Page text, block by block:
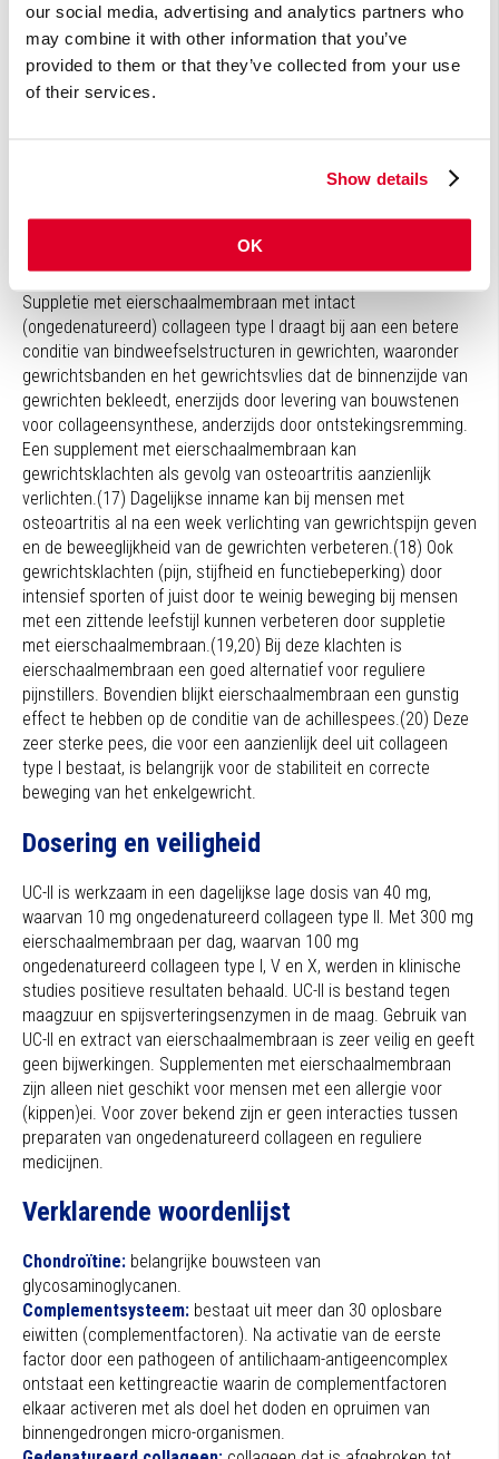
our social media, advertising and analytics partners who
may combine it with other information that you’ve
provided to them or that they’ve collected from your use
of their services.
Show details
OK
afname van pijn en (ochtend)stijfheid, minder pijnlijke,
gezwollen gewrichten en verbetering van de kwaliteit van leven.
(15,16) Ook kunnen mensen die klachten krijgen door zware
belasting maar geen significante gewrichtsontsteking hebben,
Collageen type I uit eierschaalmembraan
Suppletie met eierschaalmembraan met intact
(ongedenatureerd) collageen type I draagt bij aan een betere
conditie van bindweefselstructuren in gewrichten, waaronder
gewrichtsbanden en het gewrichtsvlies dat de binnenzijde van
gewrichten bekleedt, enerzijds door levering van bouwstenen
voor collageensynthese, anderzijds door ontstekingsremming.
Een supplement met eierschaalmembraan kan
gewrichtsklachten als gevolg van osteoartritis aanzienlijk
verlichten.(17) Dagelijkse inname kan bij mensen met
osteoartritis al na een week verlichting van gewrichtspijn geven
en de beweeglijkheid van de gewrichten verbeteren.(18) Ook
gewrichtsklachten (pijn, stijfheid en functiebeperking) door
intensief sporten of juist door te weinig beweging bij mensen
met een zittende leefstijl kunnen verbeteren door suppletie
met eierschaalmembraan.(19,20) Bij deze klachten is
eierschaalmembraan een goed alternatief voor reguliere
pijnstillers. Bovendien blijkt eierschaalmembraan een gunstig
effect te hebben op de conditie van de achillespees.(20) Deze
zeer sterke pees, die voor een aanzienlijk deel uit collageen
type I bestaat, is belangrijk voor de stabiliteit en correcte
beweging van het enkelgewricht.
Dosering en veiligheid
UC-II is werkzaam in een dagelijkse lage dosis van 40 mg,
waarvan 10 mg ongedenatureerd collageen type II. Met 300 mg
eierschaalmembraan per dag, waarvan 100 mg
ongedenatureerd collageen type I, V en X, werden in klinische
studies positieve resultaten behaald. UC-II is bestand tegen
maagzuur en spijsverteringsenzymen in de maag. Gebruik van
UC-II en extract van eierschaalmembraan is zeer veilig en geeft
geen bijwerkingen. Supplementen met eierschaalmembraan
zijn alleen niet geschikt voor mensen met een allergie voor
(kippen)ei. Voor zover bekend zijn er geen interacties tussen
preparaten van ongedenatureerd collageen en reguliere
medicijnen.
Verklarende woordenlijst
Chondroïtine: belangrijke bouwsteen van
glycosaminoglycanen.
Complementsysteem: bestaat uit meer dan 30 oplosbare
eiwitten (complementfactoren). Na activatie van de eerste
factor door een pathogeen of anti­lichaam-antigeencomplex
ontstaat een kettingreactie waarin de complementfactoren
elkaar activeren met als doel het doden en opruimen van
binnengedrongen micro-organismen.